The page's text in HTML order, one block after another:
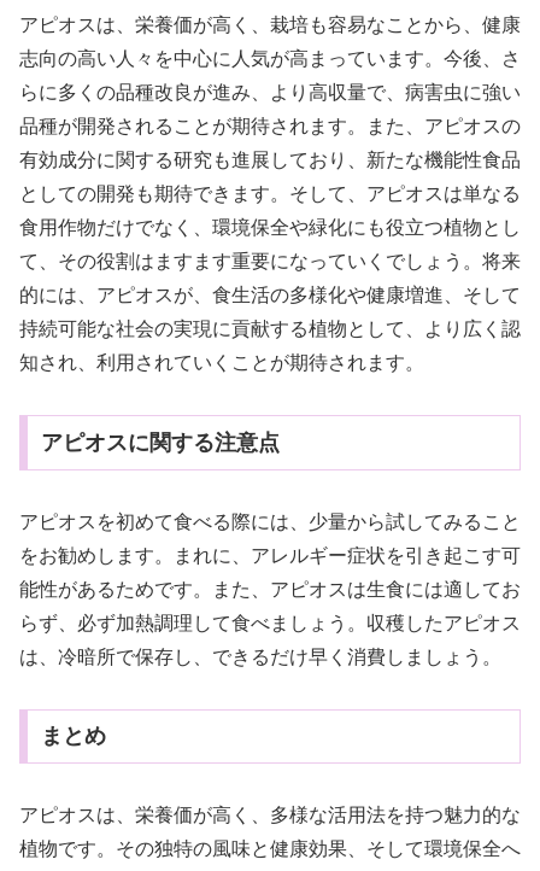
アピオスは、栄養価が高く、栽培も容易なことから、健康
志向の高い人々を中心に人気が高まっています。今後、さ
らに多くの品種改良が進み、より高収量で、病害虫に強い
品種が開発されることが期待されます。また、アピオスの
有効成分に関する研究も進展しており、新たな機能性食品
としての開発も期待できます。そして、アピオスは単なる
食用作物だけでなく、環境保全や緑化にも役立つ植物とし
て、その役割はますます重要になっていくでしょう。将来
的には、アピオスが、食生活の多様化や健康増進、そして
持続可能な社会の実現に貢献する植物として、より広く認
知され、利用されていくことが期待されます。
アピオスに関する注意点
アピオスを初めて食べる際には、少量から試してみること
をお勧めします。まれに、アレルギー症状を引き起こす可
能性があるためです。また、アピオスは生食には適してお
らず、必ず加熱調理して食べましょう。収穫したアピオス
は、冷暗所で保存し、できるだけ早く消費しましょう。
まとめ
アピオスは、栄養価が高く、多様な活用法を持つ魅力的な
植物です。その独特の風味と健康効果、そして環境保全へ